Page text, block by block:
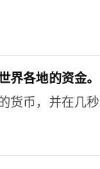
界各地的资金。
货币，并在几秒